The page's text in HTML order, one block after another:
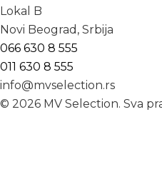
Lokal B
Novi Beograd, Srbija
066 630 8 555
011 630 8 555
info@mvselection.rs
© 2026 MV Selection. Sva